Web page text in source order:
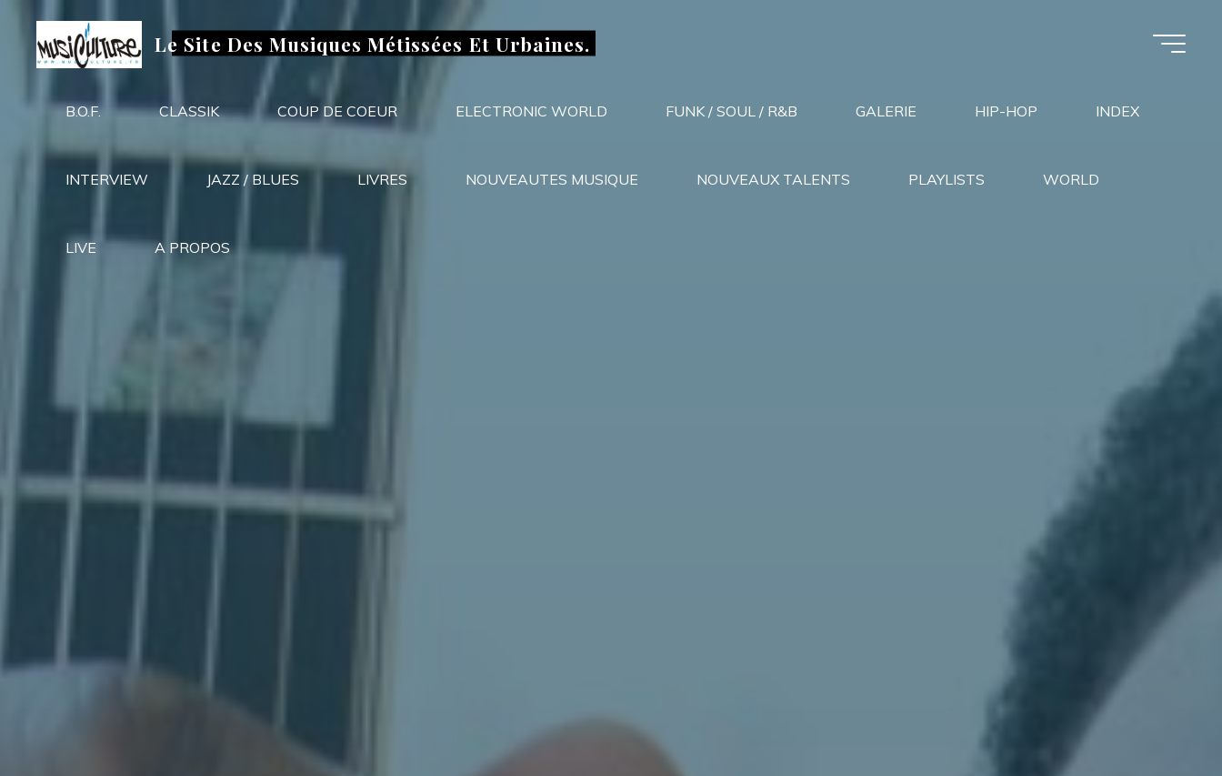
contenu
Le Site Des Musiques Métissées Et Urbaines.
B.O.F. CLASSIK COUP DE COEUR ELECTRONIC WORLD FUNK / SOUL / R&B GALERIE HIP-HOP INDEX
INTERVIEW JAZZ / BLUES LIVRES NOUVEAUTES MUSIQUE NOUVEAUX TALENTS PLAYLISTS WORLD
LIVE A PROPOS